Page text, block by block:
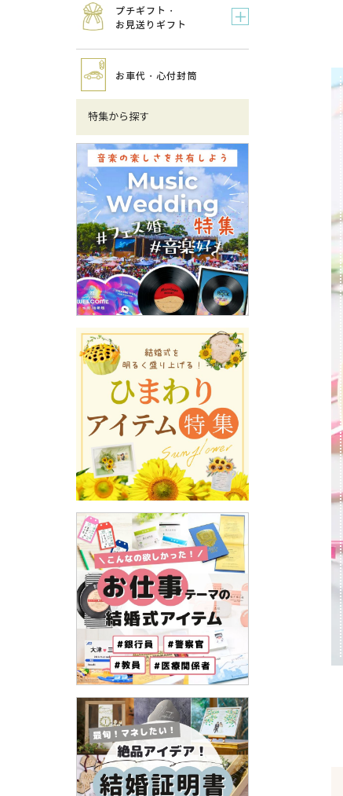
プチギフト・
お見送りギフト
お車代・心付封筒
特集から探す